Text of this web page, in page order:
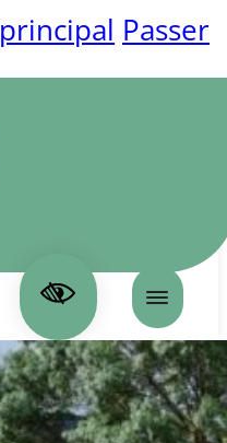
Passer